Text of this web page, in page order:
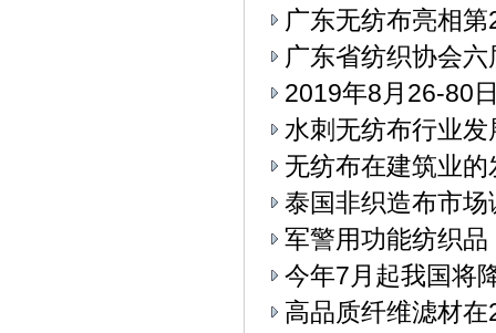
广东无纺布亮相
广东省纺织协会
2019年8月26-80
水刺无纺布行业
无纺布在建筑业的
泰国非织造布市场
军警用功能纺织品
今年7月起我国将
高品质纤维滤材